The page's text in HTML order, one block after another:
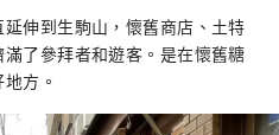
伸到生駒山，懷舊商店、土特
了參拜者和遊客。是在懷舊糖
方。